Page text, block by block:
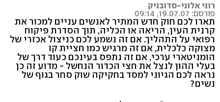
רוני אלוני-סדובניק
פורסם: 19.07.07, 09:14
תארו לכם חוק חדש המתיר לאנשים עניים למכור את
קרנית העין, הריאה או הכליה, תוך הסדרת פיקוח
רפואי על התהליך. אם זה נשמע לכם כניצול אכזרי של
מצוקה כלכלית, אם זה מרגיש כמו חציית קו
הומניטארי ערכי, אם זה נתפס בעינכם כעוד דרך של
בעלי ההון לנצל את חצי הכדור הנחשל - מדוע זה כן
נראה לכם הגיוני למסד בחקיקה שוק סחר בגוף של
נשים?